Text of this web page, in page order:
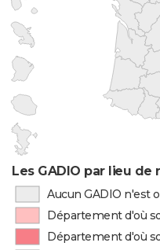
Les GADIO par lieu de
Aucun GADIO n'est
Département d'où
Département d'où